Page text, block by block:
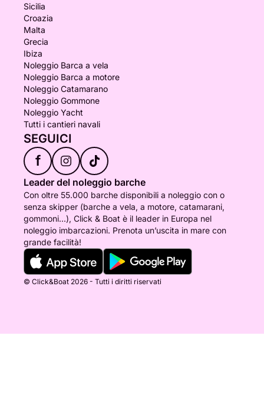
Sicilia
Croazia
Malta
Grecia
Ibiza
Noleggio Barca a vela
Noleggio Barca a motore
Noleggio Catamarano
Noleggio Gommone
Noleggio Yacht
Tutti i cantieri navali
SEGUICI
f
Leader del noleggio barche
Con oltre 55.000 barche disponibili a noleggio con o
senza skipper (barche a vela, a motore, catamarani,
gommoni...), Click & Boat è il leader in Europa nel
noleggio imbarcazioni. Prenota un’uscita in mare con
grande facilità!
© Click&Boat 2026 - Tutti i diritti riservati